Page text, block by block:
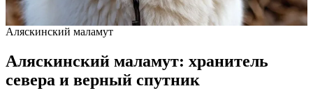
Аляскинский маламут
Аляскинский маламут: хранитель
севера и верный спутник